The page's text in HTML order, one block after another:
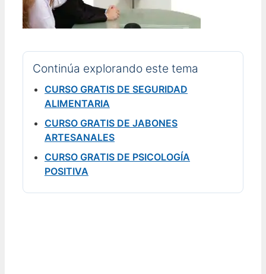
Continúa explorando este tema
CURSO GRATIS DE SEGURIDAD
ALIMENTARIA
CURSO GRATIS DE JABONES
ARTESANALES
CURSO GRATIS DE PSICOLOGÍA
POSITIVA